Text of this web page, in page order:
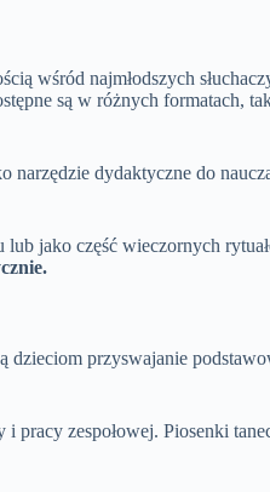
wśród najmłodszych
są w różnych formatach,
dydaktyczne do
jako część wieczornych
dzieciom przyswajanie
pracy zespołowej. Piosenki